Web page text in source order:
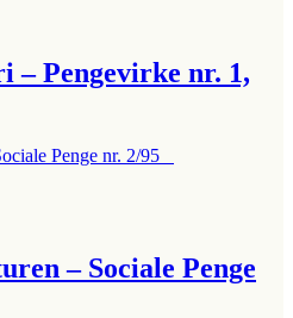
– Pengevirke nr. 1,
– Sociale Penge